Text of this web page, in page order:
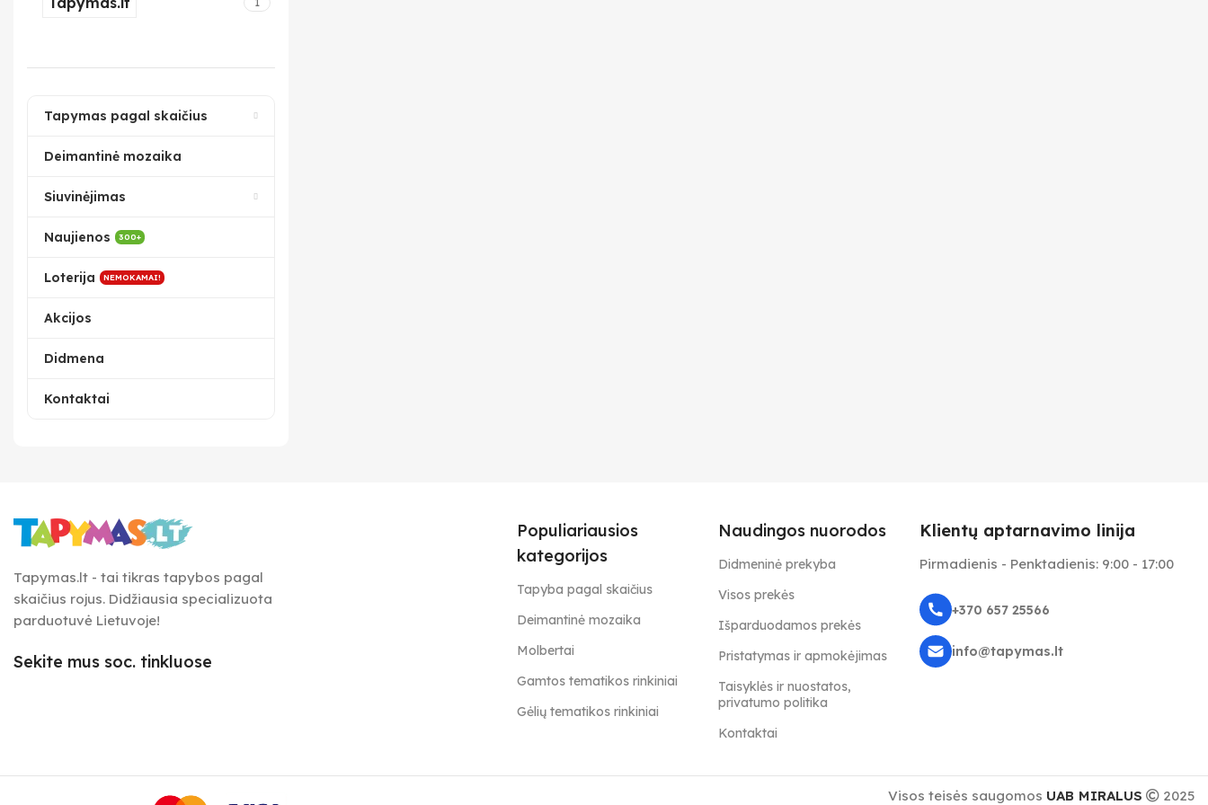
Tapymas pagal skaičius
Deimantinė mozaika
Siuvinėjimas
Naujienos 300+
Loterija NEMOKAMAI!
Akcijos
Didmena
Kontaktai
Tapymas.lt - tai tikras tapybos pagal
skaičius rojus. Didžiausia specializuota
parduotuvė Lietuvoje!
Sekite mus soc. tinkluose
Populiariausios
kategorijos
Tapyba pagal skaičius
Deimantinė mozaika
Molbertai
Gamtos tematikos rinkiniai
Gėlių tematikos rinkiniai
Naudingos nuorodos
Didmeninė prekyba
Visos prekės
Išparduodamos prekės
Pristatymas ir apmokėjimas
Taisyklės ir nuostatos,
privatumo politika
Kontaktai
Klientų aptarnavimo linija
Pirmadienis - Penktadienis: 9:00 - 17:00
+370 657 25566
info@tapymas.lt
Visos teisės saugomos UAB MIRALUS 2025